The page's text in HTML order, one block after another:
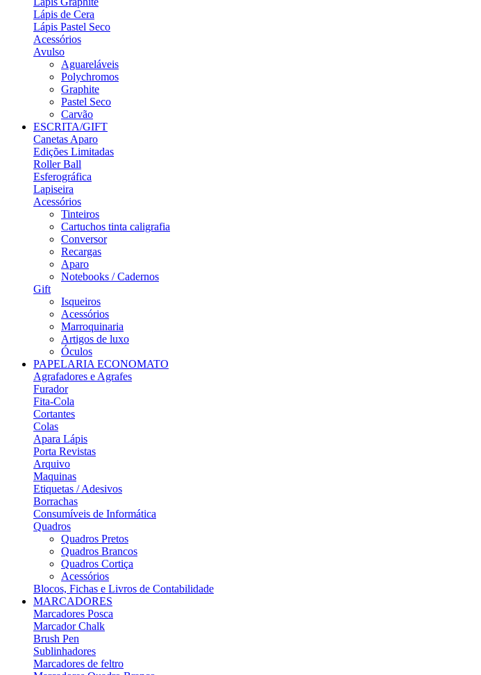
Lápis de Cera
Lápis Pastel Seco
Acessórios
Avulso
Aguareláveis
Polychromos
Graphite
Pastel Seco
Carvão
ESCRITA/GIFT
Canetas Aparo
Edições Limitadas
Roller Ball
Esferográfica
Lapiseira
Acessórios
Tinteiros
Cartuchos tinta caligrafia
Conversor
Recargas
Aparo
Notebooks / Cadernos
Gift
Isqueiros
Acessórios
Marroquinaria
Artigos de luxo
Óculos
PAPELARIA ECONOMATO
Agrafadores e Agrafes
Furador
Fita-Cola
Cortantes
Colas
Apara Lápis
Porta Revistas
Arquivo
Maquinas
Etiquetas / Adesivos
Borrachas
Consumíveis de Informática
Quadros
Quadros Pretos
Quadros Brancos
Quadros Cortiça
Acessórios
Blocos, Fichas e Livros de Contabilidade
MARCADORES
Marcadores Posca
Marcador Chalk
Brush Pen
Sublinhadores
Marcadores de feltro